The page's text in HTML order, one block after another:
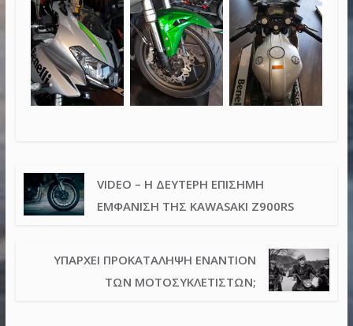
VIDEO – Η ΔΕΎΤΕΡΗ ΕΠΊΣΗΜΗ
ΕΜΦΆΝΙΣΗ ΤΗΣ KAWASAKI Z900RS
ΥΠΆΡΧΕΙ ΠΡΟΚΑΤΆΛΗΨΗ ΕΝΑΝΤΊΟΝ
ΤΩΝ ΜΟΤΟΣΥΚΛΕΤΙΣΤΏΝ;